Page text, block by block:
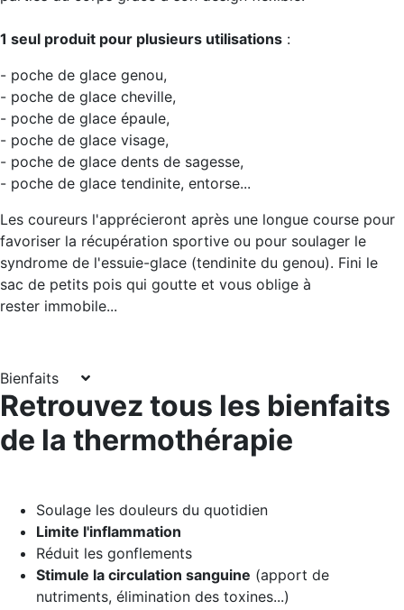
1 seul produit pour plusieurs utilisations :
- poche de glace genou,
- poche de glace cheville,
- poche de glace épaule,
- poche de glace visage,
- poche de glace dents de sagesse,
- poche de glace tendinite, entorse...
Les coureurs l'apprécieront après une longue course pour
favoriser la récupération sportive ou pour soulager le
syndrome de l'essuie-glace (tendinite du genou). Fini le
sac de petits pois qui goutte et vous oblige à
rester immobile...
Bienfaits
Retrouvez tous les bienfaits
de la thermothérapie
Soulage les douleurs du quotidien
Limite l'inflammation
Réduit les gonflements
Stimule la circulation sanguine (apport de
nutriments, élimination des toxines...)